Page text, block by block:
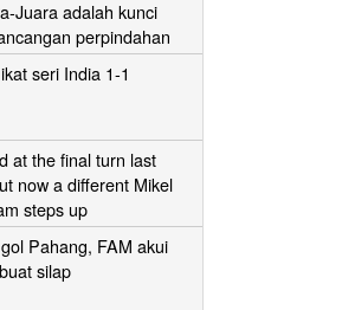
Juara adalah kunci
perpindahan
seri India 1-1
at the final turn last
now a different Mikel
steps up
Pahang, FAM akui
silap